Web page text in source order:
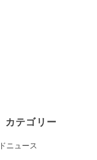
カテゴリー
ニュース